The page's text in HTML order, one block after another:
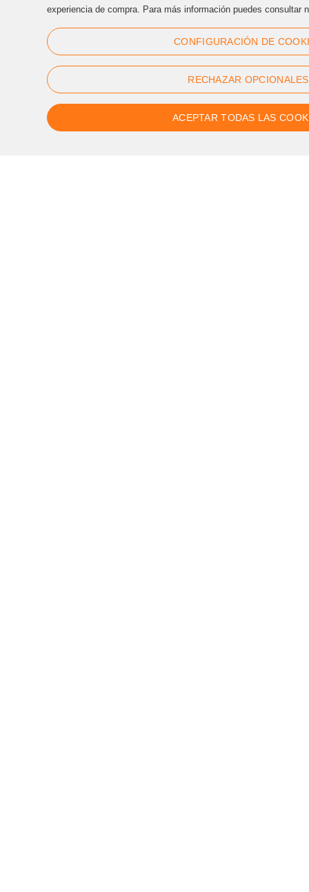
info@sternalia.com
Lu-Vi de 9:00h a 17:00h
experiencia de compra. Para más información puedes consultar
CONFIGURACIÓN DE
RECHAZAR OPCIONALES
ACEPTAR TODAS LAS